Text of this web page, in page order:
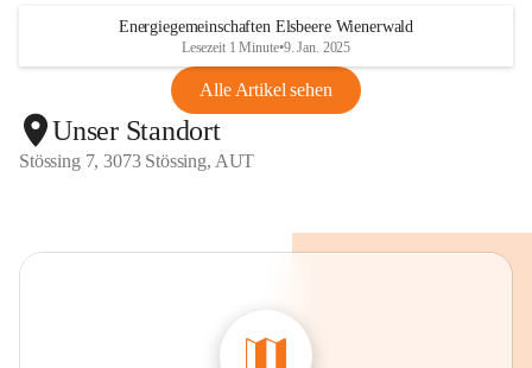
Energiegemeinschaften Elsbeere Wienerwald
Lesezeit 1 Minute•9. Jan. 2025
Alle Artikel sehen
Unser Standort
Stössing 7, 3073 Stössing, AUT